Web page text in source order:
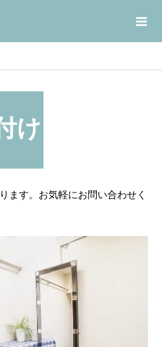
け
ます。お気軽にお問い合わせく